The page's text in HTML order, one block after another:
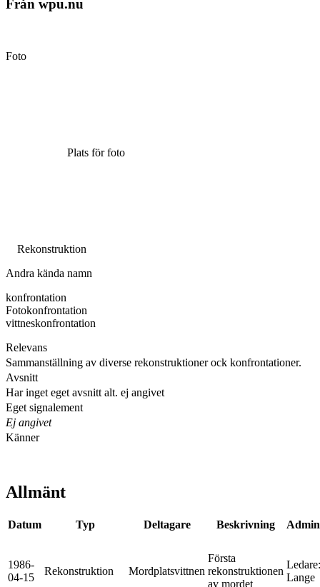
Från wpu.nu
Foto
Plats för foto
Rekonstruktion
Andra kända namn
konfrontation
Fotokonfrontation
vittneskonfrontation
Relevans
Sammanställning av diverse rekonstruktioner ock konfrontationer.
Avsnitt
Har inget eget avsnitt alt. ej angivet
Eget signalement
Ej angivet
Känner
Allmänt
Datum Typ Deltagare Beskrivning
1986-
04-15
Rekonstruktion Mordplatsvittnen
Första
rekonstruktionen
av mordet
Lange